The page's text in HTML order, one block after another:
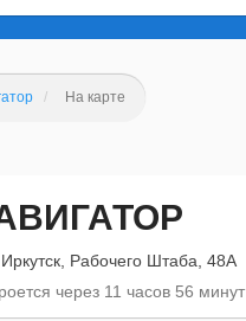
На карте
Иркутск, Рабочего Штаба, 48А
через 11 часов 56 минут